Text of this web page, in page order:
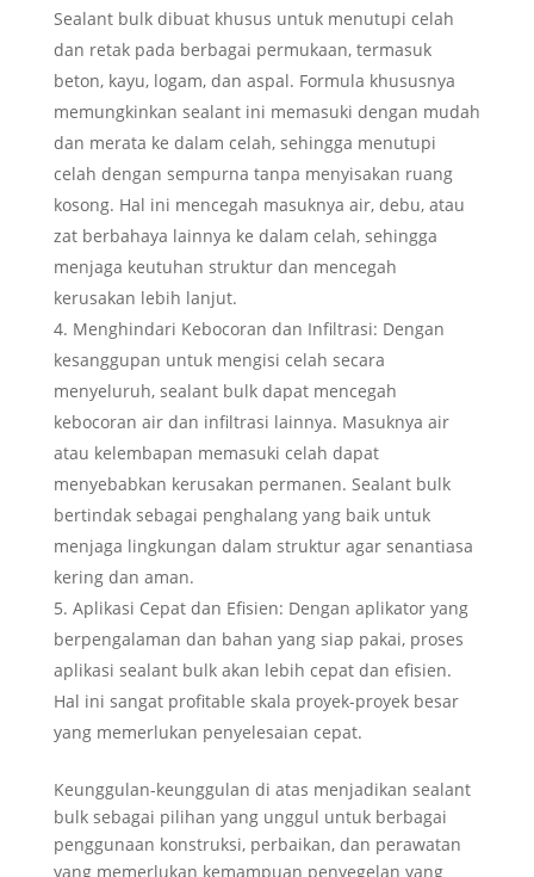
Sealant bulk dibuat khusus untuk menutupi celah
dan retak pada berbagai permukaan, termasuk
beton, kayu, logam, dan aspal. Formula khususnya
memungkinkan sealant ini memasuki dengan mudah
dan merata ke dalam celah, sehingga menutupi
celah dengan sempurna tanpa menyisakan ruang
kosong. Hal ini mencegah masuknya air, debu, atau
zat berbahaya lainnya ke dalam celah, sehingga
menjaga keutuhan struktur dan mencegah
kerusakan lebih lanjut.
Menghindari Kebocoran dan Infiltrasi: Dengan
kesanggupan untuk mengisi celah secara
menyeluruh, sealant bulk dapat mencegah
kebocoran air dan infiltrasi lainnya. Masuknya air
atau kelembapan memasuki celah dapat
menyebabkan kerusakan permanen. Sealant bulk
bertindak sebagai penghalang yang baik untuk
menjaga lingkungan dalam struktur agar senantiasa
kering dan aman.
Aplikasi Cepat dan Efisien: Dengan aplikator yang
berpengalaman dan bahan yang siap pakai, proses
aplikasi sealant bulk akan lebih cepat dan efisien.
Hal ini sangat profitable skala proyek-proyek besar
yang memerlukan penyelesaian cepat.
Keunggulan-keunggulan di atas menjadikan sealant
bulk sebagai pilihan yang unggul untuk berbagai
penggunaan konstruksi, perbaikan, dan perawatan
yang memerlukan kemampuan penyegelan yang